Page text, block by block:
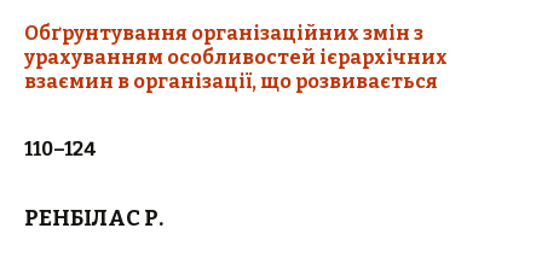
Обґрунтування організаційних змін з
урахуванням особливостей ієрархічних
взаємин в організації, що розвивається
110–124
РЕНБІЛАС Р.